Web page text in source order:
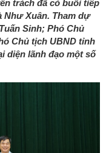
trách đã có buổi tiếp
Như Xuân. Tham dự
Sinh; Phó Chủ
Chủ tịch UBND tỉnh
diện lãnh đạo một số